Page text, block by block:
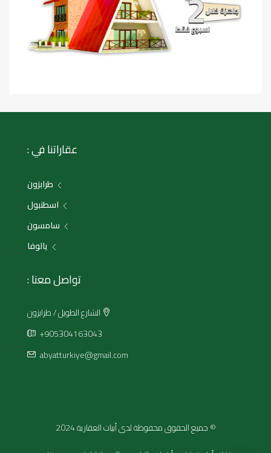
عقاراتنا في :
طرابزون
اسطنبول
سامسون
يالوفا
تواصل معنا :
الشارع الطويل / طرابزون
+905304163043
abyatturkiye@gmail.com
© جميع الحقوق محفوظة لدى أبيات العقارية 2024